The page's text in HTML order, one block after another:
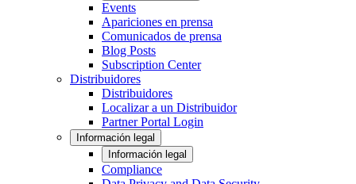
Events
Apariciones en prensa
Comunicados de prensa
Blog Posts
Subscription Center
Distribuidores
Distribuidores
Localizar a un Distribuidor
Partner Portal Login
Información legal
Información legal
Compliance